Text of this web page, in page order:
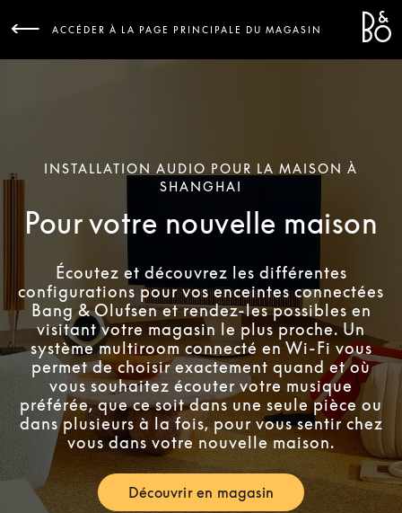
ACCÉDER À LA PAGE PRINCIPALE DU MAGASIN
INSTALLATION AUDIO POUR LA MAISON À
SHANGHAI
Pour votre nouvelle maison
Écoutez et découvrez les différentes
configurations pour vos enceintes connectées
Bang & Olufsen et rendez-les possibles en
visitant votre magasin le plus proche. Un
système multiroom connecté en Wi-Fi vous
permet de choisir exactement quand et où
vous souhaitez écouter votre musique
préférée, que ce soit dans une seule pièce ou
dans plusieurs à la fois, pour vous sentir chez
vous dans votre nouvelle maison.
Découvrir en magasinLink Opens in New Tab